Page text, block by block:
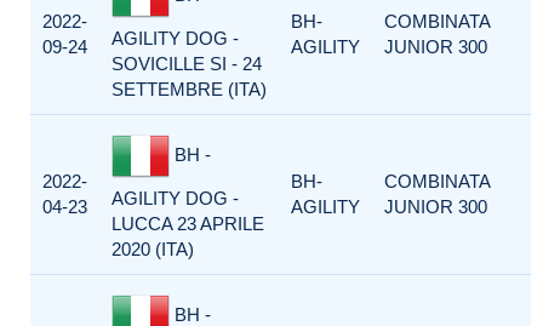
2022-
09-24
AGILITY DOG -
SOVICILLE SI - 24
SETTEMBRE (ITA)
BH-
AGILITY
COMBINATA
JUNIOR 300
2022-
04-23
BH -
AGILITY DOG -
LUCCA 23 APRILE
2020 (ITA)
BH-
AGILITY
COMBINATA
JUNIOR 300
BH -